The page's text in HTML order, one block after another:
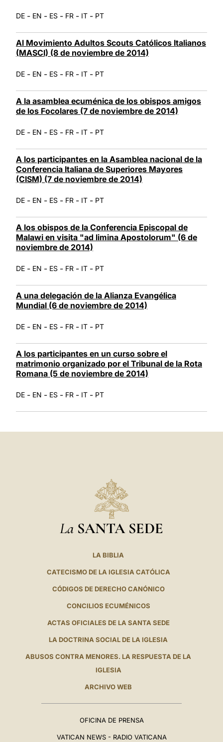
DE - EN - ES - FR - IT - PT
Al Movimiento Adultos Scouts Católicos Italianos
(MASCI) (8 de noviembre de 2014)
DE - EN - ES - FR - IT - PT
A la asamblea ecuménica de los obispos amigos
de los Focolares (7 de noviembre de 2014)
DE - EN - ES - FR - IT - PT
A los participantes en la Asamblea nacional de la
Conferencia Italiana de Superiores Mayores
(CISM) (7 de noviembre de 2014)
DE - EN - ES - FR - IT - PT
A los obispos de la Conferencia Episcopal de
Malawi en visita "ad limina Apostolorum" (6 de
noviembre de 2014)
DE - EN - ES - FR - IT - PT
A una delegación de la Alianza Evangélica
Mundial (6 de noviembre de 2014)
DE - EN - ES - FR - IT - PT
A los participantes en un curso sobre el
matrimonio organizado por el Tribunal de la Rota
Romana (5 de noviembre de 2014)
DE - EN - ES - FR - IT - PT
La SANTA SEDE
LA BIBLIA
CATECISMO DE LA IGLESIA CATÓLICA
CÓDIGOS DE DERECHO CANÓNICO
CONCILIOS ECUMÉNICOS
ACTAS OFICIALES DE LA SANTA SEDE
LA DOCTRINA SOCIAL DE LA IGLESIA
ABUSOS CONTRA MENORES. LA RESPUESTA DE LA
IGLESIA
ARCHIVO WEB
OFICINA DE PRENSA
VATICAN NEWS - RADIO VATICANA